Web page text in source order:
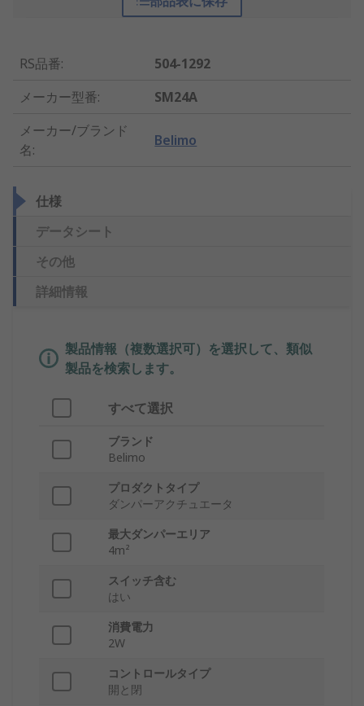
RS品番:
504-1292
メーカー型番:
SM24A
メーカー/ブランド
名:
Belimo
仕様
データシート
その他
詳細情報
製品情報（複数選択可）を選択して、類似
製品を検索します。
すべて選択
ブランド
Belimo
プロダクトタイプ
ダンパーアクチュエータ
最大ダンパーエリア
4m²
スイッチ含む
はい
消費電力
2W
コントロールタイプ
開と閉